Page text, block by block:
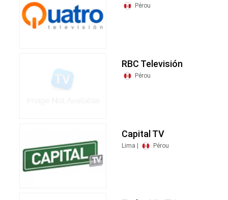
Pérou
RBC Televisión
Pérou
Capital TV
Lima | Pérou